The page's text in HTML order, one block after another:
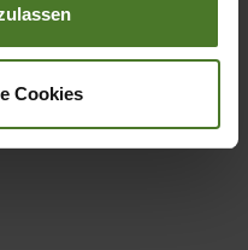
Cookies
Agriculture